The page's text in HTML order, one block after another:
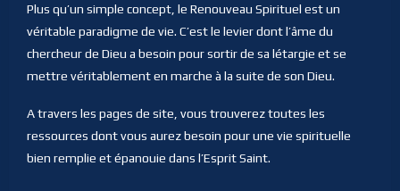
Plus qu’un simple concept, le Renouveau Spirituel est un
véritable paradigme de vie. C’est le levier dont l’âme du
chercheur de Dieu a besoin pour sortir de sa létargie et se
mettre véritablement en marche à la suite de son Dieu.
A travers les pages de site, vous trouverez toutes les
ressources dont vous aurez besoin pour une vie spirituelle
bien remplie et épanouie dans l’Esprit Saint.